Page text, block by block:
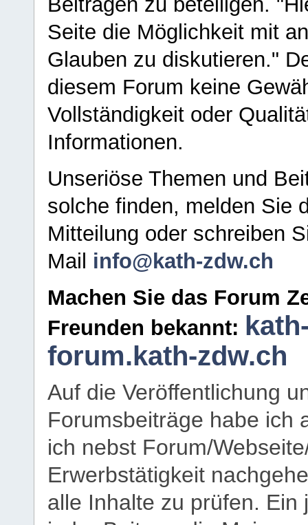
Seite die Möglichkeit mit
Glauben zu diskutieren."
diesem Forum keine
Vollständigkeit oder
Informationen.
Unseriöse Themen und
solche finden, melden Sie
Mitteilung oder schreiben
Mail info@kath-zdw.ch
Machen Sie das Forum
Freunden bekannt:
forum.kath-zdw.ch
Auf die Veröffentlichung
Forumsbeiträge habe ich
ich nebst Forum/
Erwerbstätigkeit
alle Inhalte zu prüfen.